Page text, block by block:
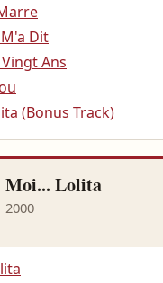
Dit
Vingt Ans
(Bonus Track)
Moi... Lolita
2000